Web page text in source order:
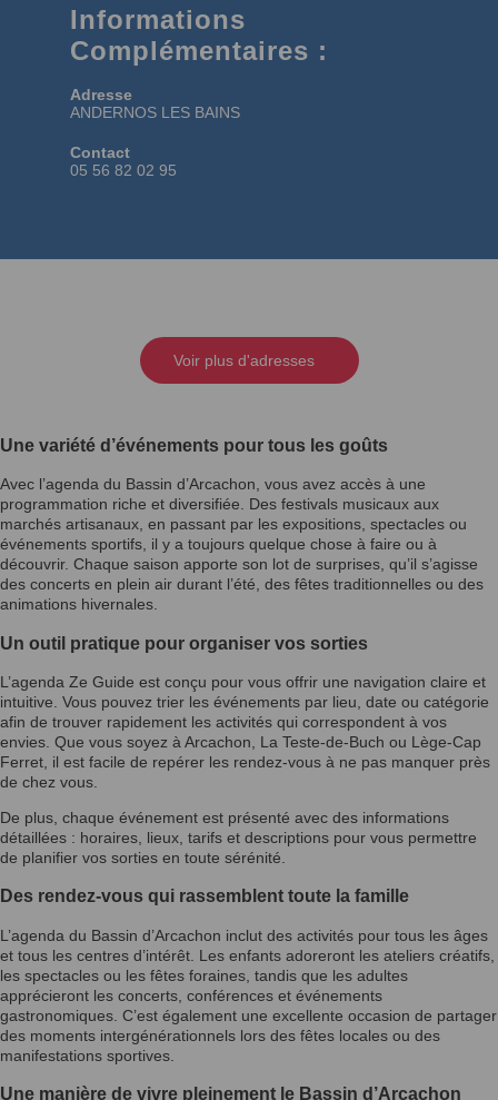
Informations
Complémentaires :
Adresse
ANDERNOS LES BAINS
Contact
05 56 82 02 95
Voir plus d'adresses
Une variété d’événements pour tous les goûts
Avec l’agenda du Bassin d’Arcachon, vous avez accès à une
programmation riche et diversifiée. Des festivals musicaux aux
marchés artisanaux, en passant par les expositions, spectacles ou
événements sportifs, il y a toujours quelque chose à faire ou à
découvrir. Chaque saison apporte son lot de surprises, qu’il s’agisse
des concerts en plein air durant l’été, des fêtes traditionnelles ou des
animations hivernales.
Un outil pratique pour organiser vos sorties
L’agenda Ze Guide est conçu pour vous offrir une navigation claire et
intuitive. Vous pouvez trier les événements par lieu, date ou catégorie
afin de trouver rapidement les activités qui correspondent à vos
envies. Que vous soyez à Arcachon, La Teste-de-Buch ou Lège-Cap
Ferret, il est facile de repérer les rendez-vous à ne pas manquer près
de chez vous.
De plus, chaque événement est présenté avec des informations
détaillées : horaires, lieux, tarifs et descriptions pour vous permettre
de planifier vos sorties en toute sérénité.
Des rendez-vous qui rassemblent toute la famille
L’agenda du Bassin d’Arcachon inclut des activités pour tous les âges
et tous les centres d’intérêt. Les enfants adoreront les ateliers créatifs,
les spectacles ou les fêtes foraines, tandis que les adultes
apprécieront les concerts, conférences et événements
gastronomiques. C’est également une excellente occasion de partager
des moments intergénérationnels lors des fêtes locales ou des
manifestations sportives.
Une manière de vivre pleinement le Bassin d’Arcachon